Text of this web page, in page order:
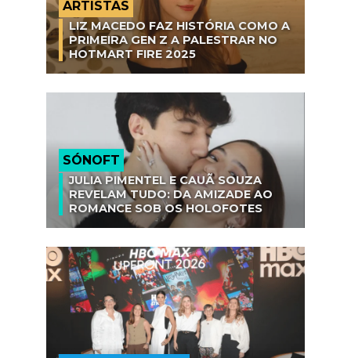
ARTISTAS
LIZ MACEDO FAZ HISTÓRIA COMO A
PRIMEIRA GEN Z A PALESTRAR NO
HOTMART FIRE 2025
SÓNOFT
JULIA PIMENTEL E CAUÃ SOUZA
REVELAM TUDO: DA AMIZADE AO
ROMANCE SOB OS HOLOFOTES